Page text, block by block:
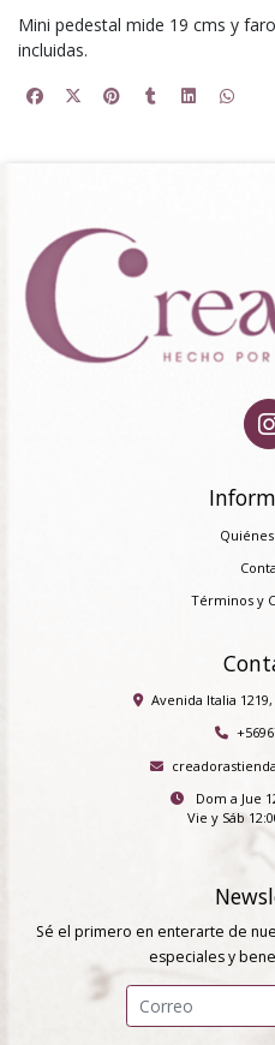
Mini pedestal mide 19 cms y
incluidas.
Términos y
Avenida Italia
Dom a Jue
Vie y Sáb
Sé el primero en enterarte de
especiales y